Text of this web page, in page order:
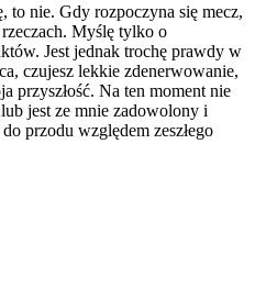
to nie. Gdy rozpoczyna się mecz,
Myślę tylko o
Jest jednak trochę prawdy w
czujesz lekkie zdenerwowanie,
przyszłość. Na ten moment nie
jest ze mnie zadowolony i
przodu względem zeszłego